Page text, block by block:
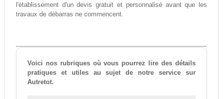
l'établissement d'un devis gratuit et personnalisé avant que les
travaux de débarras ne commencent.
Voici nos rubriques où vous pourrez lire des détails
pratiques et utiles au sujet de notre service sur
Autretot.